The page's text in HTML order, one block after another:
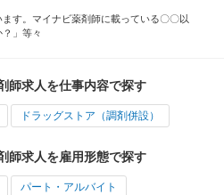
ます。マイナビ薬剤師に載っている〇〇以
」等々
師求人を仕事内容で探す
ドラッグストア（調剤併設）
師求人を雇用形態で探す
パート・アルバイト